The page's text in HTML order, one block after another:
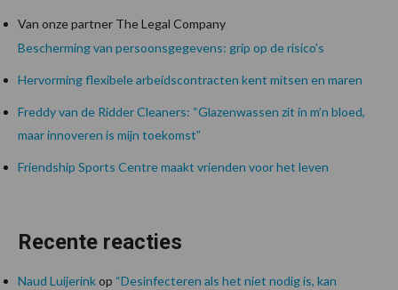
Van onze partner The Legal Company
Bescherming van persoonsgegevens: grip op de risico’s
Hervorming flexibele arbeidscontracten kent mitsen en maren
Freddy van de Ridder Cleaners: “Glazenwassen zit in m’n bloed,
maar innoveren is mijn toekomst”
Friendship Sports Centre maakt vrienden voor het leven
Recente reacties
Naud Luijerinkop “Desinfecteren als het niet nodig is, kan